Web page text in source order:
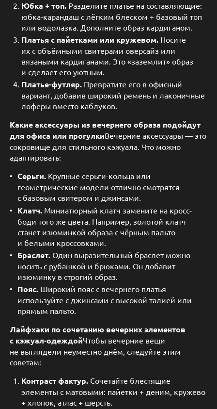
Юбка + топ. Разделите платье на составляющие:
юбка-карандаш с лёгким блеском + базовый топ
или водолазка. Дополните образ кардиганом.
Платья с пайетками или кружевом. Носите
их с объёмными свитерами оверсайз или
вязаными кардиганами. Это «заземлит» образ
и сделает его уютным.
Платье-футляр. Превратите его в офисный
вариант, добавив широкий ремень и лаконичные
лоферы вместо каблуков.
Какие аксессуары из вечернего образа подойдут
для офиса или прогулкиВечерние аксессуары — это
сокровище для стильного кэжуала. Что можно
адаптировать:
Серьги. Крупные серьги-кольца или
геометрические модели отлично смотрятся
с базовым свитером и джинсами.
Клатч. Миниатюрный клатч замените на кросс-
боди того же цвета. Например, золотой клатч
станет изюминкой образа с чёрным пальто
и белыми кроссовками.
Браслет. Один выразительный браслет можно
носить с рубашкой и брюками. Он добавит
изюминку в строгий образ.
Пояс. Широкий пояс с вечернего платья
используйте с джинсами с высокой талией или
прямым пальто.
Лайфхаки по сочетанию вечерних элементов
с кэжуал-одеждойЧтобы вечерние вещи
не выглядели неуместно днём, следуйте этим
советам:
Контраст фактур. Сочетайте блестящие
элементы с матовыми: пайетки + деним, кружево
+ хлопок, атлас + шерсть.